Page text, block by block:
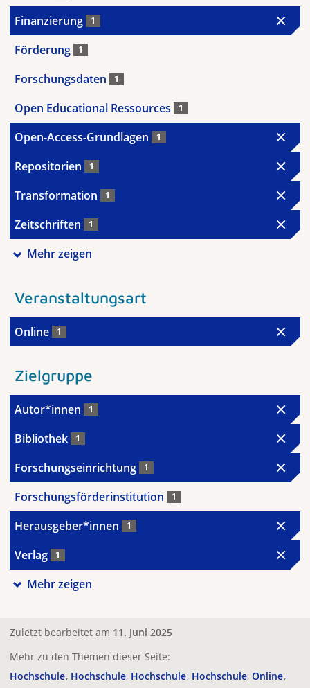
Finanzierung 1
Förderung 1
Forschungsdaten 1
Open Educational Ressources 1
Open-Access-Grundlagen 1
Repositorien 1
Transformation 1
Zeitschriften 1
Mehr zeigen
Veranstaltungsart
Online 1
Zielgruppe
Autor*innen 1
Bibliothek 1
Forschungseinrichtung 1
Forschungsförderinstitution 1
Herausgeber*innen 1
Verlag 1
Mehr zeigen
Zuletzt bearbeitet am 11. Juni 2025
Mehr zu den Themen dieser Seite:
Hochschule Hochschule Hochschule Hochschule Online